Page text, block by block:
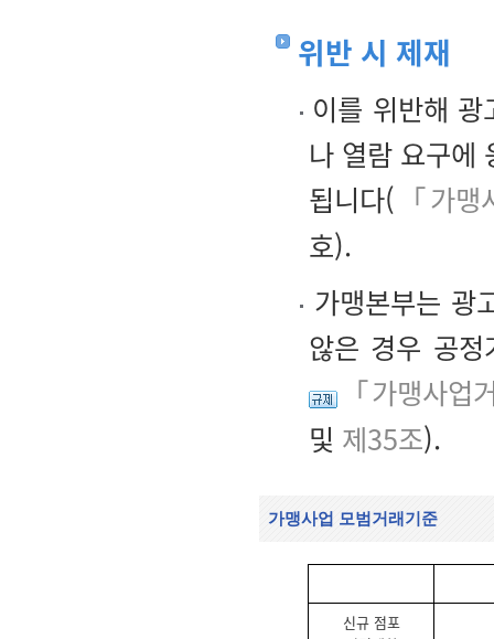
위반 시 제재
이를 위반해
나 열람 요구에
됩니다( 「가
호).
가맹본부는 광
않은 경우 공정
「가맹사
및 제35조).
가맹사업 모범거래기준
신규 점포